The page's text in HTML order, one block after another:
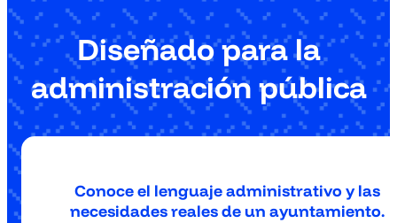
Diseñado para la
administración pública
Conoce el lenguaje administrativo y las
necesidades reales de un ayuntamiento.